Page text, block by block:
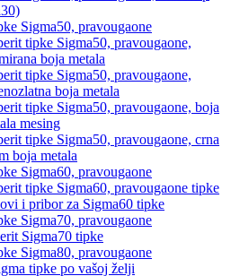
Sigma50, pravougaone
tipke Sigma50, pravougaone,
boja metala
tipke Sigma50, pravougaone,
boja metala
tipke Sigma50, pravougaone, boja
mesing
tipke Sigma50, pravougaone, crna
boja metala
Sigma60, pravougaone
tipke Sigma60, pravougaone tipke
i pribor za Sigma60 tipke
Sigma70, pravougaone
Sigma70 tipke
Sigma80, pravougaone
tipke po vašoj želji